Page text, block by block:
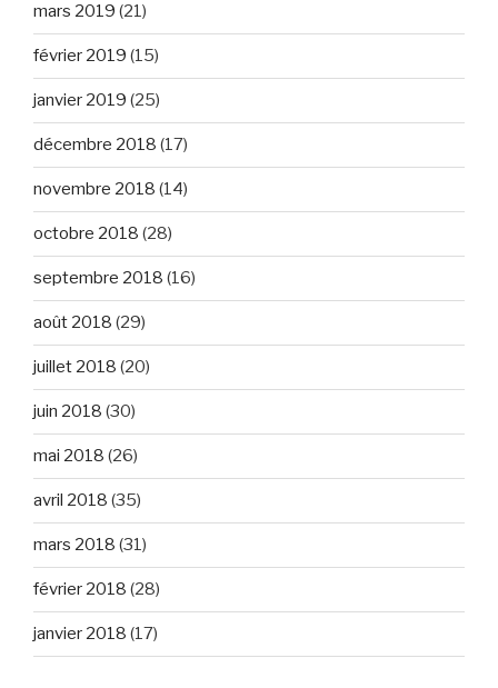
mars 2019 (21)
février 2019 (15)
janvier 2019 (25)
décembre 2018 (17)
novembre 2018 (14)
octobre 2018 (28)
septembre 2018 (16)
août 2018 (29)
juillet 2018 (20)
juin 2018 (30)
mai 2018 (26)
avril 2018 (35)
mars 2018 (31)
février 2018 (28)
janvier 2018 (17)